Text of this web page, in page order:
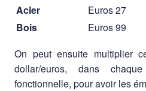
Acier
Euros27
Bois
Euros99
On peut ensuite multiplier
dollar/euros, dans
fonctionnelle, pour avoir les